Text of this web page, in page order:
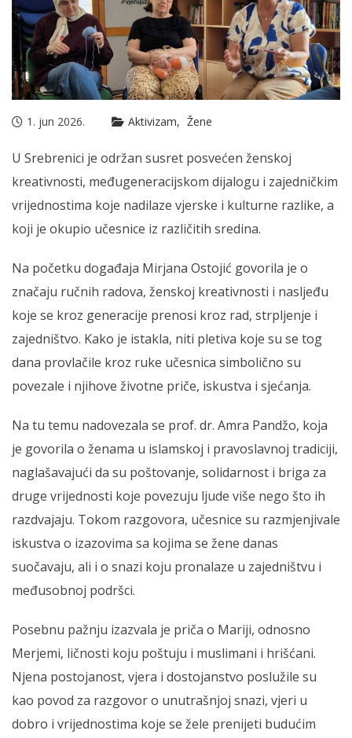
1. jun 2026. Aktivizam Žene
U Srebrenici je održan susret posvećen ženskoj
kreativnosti, međugeneracijskom dijalogu i zajedničkim
vrijednostima koje nadilaze vjerske i kulturne razlike, a
koji je okupio učesnice iz različitih sredina.
Na početku događaja Mirjana Ostojić govorila je o
značaju ručnih radova, ženskoj kreativnosti i nasljeđu
koje se kroz generacije prenosi kroz rad, strpljenje i
zajedništvo. Kako je istakla, niti pletiva koje su se tog
dana provlačile kroz ruke učesnica simbolično su
povezale i njihove životne priče, iskustva i sjećanja.
Na tu temu nadovezala se prof. dr. Amra Pandžo, koja
je govorila o ženama u islamskoj i pravoslavnoj tradiciji,
naglašavajući da su poštovanje, solidarnost i briga za
druge vrijednosti koje povezuju ljude više nego što ih
razdvajaju. Tokom razgovora, učesnice su razmjenjivale
iskustva o izazovima sa kojima se žene danas
suočavaju, ali i o snazi koju pronalaze u zajedništvu i
međusobnoj podršci.
Posebnu pažnju izazvala je priča o Mariji, odnosno
Merjemi, ličnosti koju poštuju i muslimani i hrišćani.
Njena postojanost, vjera i dostojanstvo poslužile su
kao povod za razgovor o unutrašnjoj snazi, vjeri u
dobro i vrijednostima koje se žele prenijeti budućim